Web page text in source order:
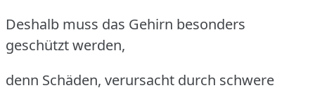
Deshalb muss das Gehirn besonders
geschützt werden,
denn Schäden, verursacht durch schwere